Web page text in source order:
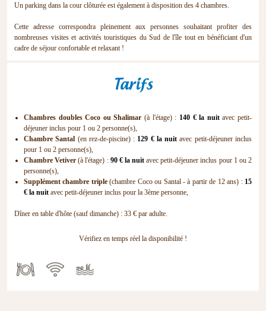
Un parking dans la cour clôturée est également à disposition des 4 chambres.
Cette adresse correspondra pleinement aux personnes souhaitant profiter des
nombreuses visites et activités touristiques du Sud de l'île tout en bénéficiant d'un
cadre de séjour confortable et relaxant !
Tarifs
Chambres doubles Coco ou Shalimar (à l'étage) : 140 € la nuitavec petit-
déjeuner inclus pour 1 ou 2 personne(s),
Chambre Santal (en rez-de-piscine) : 129 € la nuit avec petit-déjeuner inclus
pour 1 ou 2 personne(s),
Chambre Vetiver (à l'étage) : 90 € la nuit avec petit-déjeuner inclus pour 1 ou 2
personne(s),
Supplément chambre triple(chambre Coco ou Santal - à partir de 12 ans) : 15
€ la nuit avec petit-déjeuner inclus pour la 3ème personne,
Dîner en table d'hôte (sauf dimanche) : 33 € par adulte.
Vérifiez en temps réel la disponibilité !